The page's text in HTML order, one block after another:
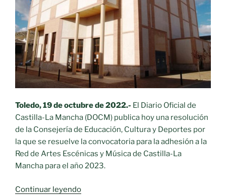
Otoño
2023»
Toledo, 19 de octubre de 2022.- El Diario Oficial de
Castilla-La Mancha (DOCM) publica hoy una resolución
de la Consejería de Educación, Cultura y Deportes por
la que se resuelve la convocatoria para la adhesión a la
Red de Artes Escénicas y Música de Castilla-La
Mancha para el año 2023.
Continuar leyendo«La